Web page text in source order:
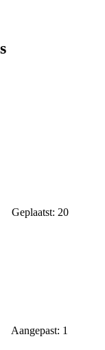
Geplaatst: 20
Aangepast: 1